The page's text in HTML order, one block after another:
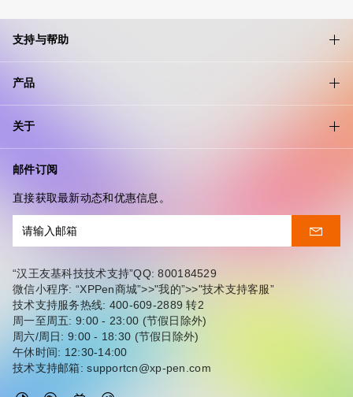
支持与帮助
产品
关于
邮件订阅
直接获取最新动态和优惠信息。
“汉王友基科技技术支持”QQ: 800184529
微信小程序: “XPPen商城”>>"我的”>>"技术支持客服”
技术支持服务热线: 400-609-2889 转2
周一至周五: 9:00 - 23:00 (节假日除外)
周六/周日: 9:00 - 18:30 (节假日除外)
午休时间: 12:30-14:00
技术支持邮箱: supportcn@xp-pen.com